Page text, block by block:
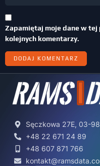
Zapamiętaj moje dane w
kolejnych komentarzy.
Sęczkowa 27E, 03-
+48 22 671 24 89
+48 607 871 766